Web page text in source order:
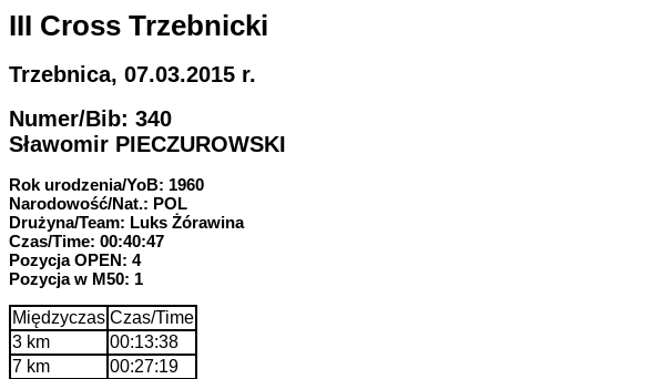
III Cross Trzebnicki
Trzebnica, 07.03.2015 r.
Numer/Bib: 340
Sławomir PIECZUROWSKI
Rok urodzenia/YoB: 1960
Narodowość/Nat.: POL
Drużyna/Team: Luks Żórawina
Czas/Time: 00:40:47
Pozycja OPEN: 4
Pozycja w M50: 1
Międzyczas Czas/Time
3 km
00:13:38
7 km
00:27:19